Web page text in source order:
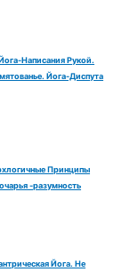
Написания Рукой.
Йога-Диспута
Принципы
-разумность
Йога. Не